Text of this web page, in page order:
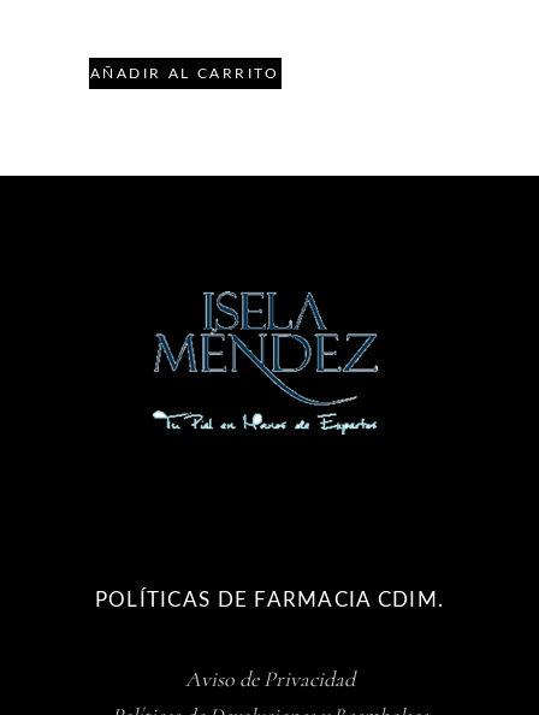
AÑADIR AL CARRITO
POLÍTICAS DE FARMACIA CDIM.
Aviso de Privacidad